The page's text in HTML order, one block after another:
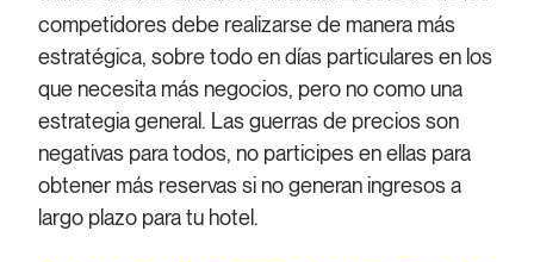
competidores debe realizarse de manera más
estratégica, sobre todo en días particulares en los
que necesita más negocios, pero no como una
estrategia general. Las guerras de precios son
negativas para todos, no participes en ellas para
obtener más reservas si no generan ingresos a
largo plazo para tu hotel.